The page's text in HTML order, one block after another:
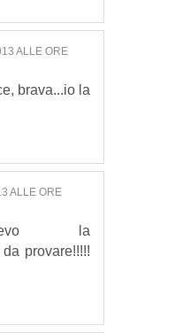
ALLE ORE
brava...io la
ALLE ORE
la
provare!!!!!